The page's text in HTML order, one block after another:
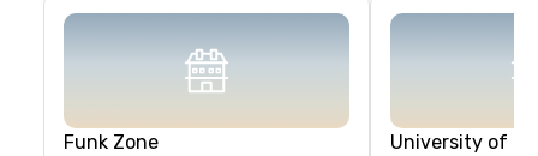
Funk Zone
University of